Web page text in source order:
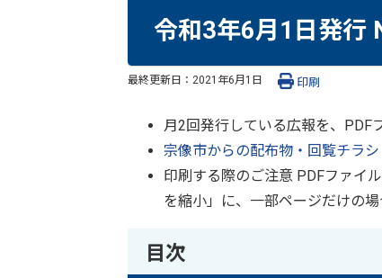
令和3年6月1日発行
最終更新日： 2021年6月1日 印刷
月2回発行している広報を、PDF
宗像市からの配布物・回覧チラシ
印刷する際のご注意 PDFファイ
を縮小」に、一部ページだけの
目次